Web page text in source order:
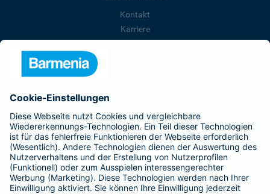
Kontakt
Karriere
Barmenia ist Teil der BarmeniaGothaer
BELIEBTE SEITEN
Kranken-Zusatzversicherung
Tierversicherungen
Haftpflichtversicherung
Hausratversicherung